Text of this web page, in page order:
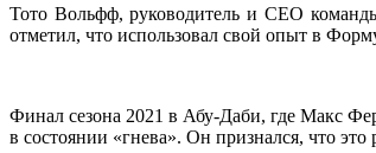
Тото Вольфф, руководитель и CEO
отметил, что использовал свой опыт в
Финал сезона 2021 в Абу-Даби, где Макс
в состоянии «гнева». Он признался, что